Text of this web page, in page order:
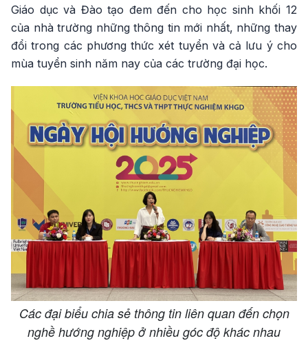
Giáo dục và Đào tạo đem đến cho học sinh khối 12
của nhà trường những thông tin mới nhất, những thay
đổi trong các phương thức xét tuyển và cả lưu ý cho
mùa tuyển sinh năm nay của các trường đại học.
Các đại biểu chia sẻ thông tin liên quan đến chọn
nghề hướng nghiệp ở nhiều góc độ khác nhau